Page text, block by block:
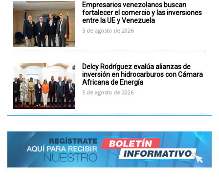
Empresarios venezolanos buscan
fortalecer el comercio y las inversiones
entre la UE y Venezuela
5 de agosto de 2026
Delcy Rodríguez evalúa alianzas de
inversión en hidrocarburos con Cámara
Africana de Energía
5 de agosto de 2026